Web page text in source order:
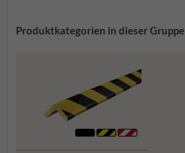
Produktkategorien in dieser Gruppe